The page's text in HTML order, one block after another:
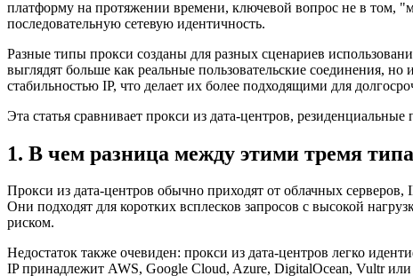
платформу на протяжении времени, ключевой вопрос не в том,
последовательную сетевую идентичность.
Разные типы прокси созданы для разных сценариев
выглядят больше как реальные пользовательские соединения,
стабильностью IP, что делает их более подходящими для
Эта статья сравнивает прокси из дата-центров,
1. В чем разница между этими тремя
Прокси из дата-центров обычно приходят от облачных
Они подходят для коротких всплесков запросов с высокой
риском.
Недостаток также очевиден: прокси из дата-центров легко
IP принадлежит AWS, Google Cloud, Azure, DigitalOcean, Vultr